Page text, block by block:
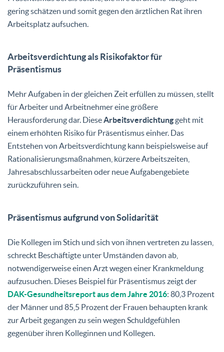
gering schätzen und somit gegen den ärztlichen Rat ihren
Arbeitsplatz aufsuchen.
Arbeitsverdichtung als Risikofaktor für
Präsentismus
Mehr Aufgaben in der gleichen Zeit erfüllen zu müssen, stellt
für Arbeiter und Arbeitnehmer eine größere
Herausforderung dar. DieseArbeitsverdichtunggeht mit
einem erhöhten Risiko für Präsentismus einher. Das
Entstehen von Arbeitsverdichtung kann beispielsweise auf
Rationalisierungsmaßnahmen, kürzere Arbeitszeiten,
Jahresabschlussarbeiten oder neue Aufgabengebiete
zurückzuführen sein.
Präsentismus aufgrund von Solidarität
Die Kollegen im Stich und sich von ihnen vertreten zu lassen,
schreckt Beschäftigte unter Umständen davon ab,
notwendigerweise einen Arzt wegen einer Krankmeldung
aufzusuchen. Dieses Beispiel für Präsentismus zeigt der
DAK-Gesundheitsreportaus dem Jahre 2016: 80,3 Prozent
der Männer und 85,5 Prozent der Frauen behaupten krank
zur Arbeit gegangen zu sein wegen Schuldgefühlen
gegenüber ihren Kolleginnen und Kollegen.